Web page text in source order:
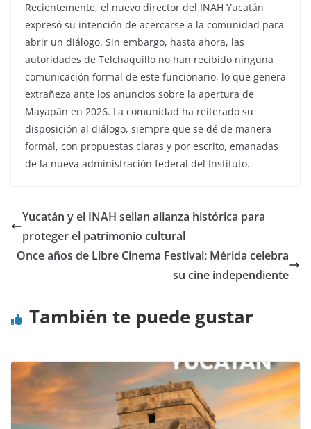
Recientemente, el nuevo director del INAH Yucatán
expresó su intención de acercarse a la comunidad para
abrir un diálogo. Sin embargo, hasta ahora, las
autoridades de Telchaquillo no han recibido ninguna
comunicación formal de este funcionario, lo que genera
extrañeza ante los anuncios sobre la apertura de
Mayapán en 2026. La comunidad ha reiterado su
disposición al diálogo, siempre que se dé de manera
formal, con propuestas claras y por escrito, emanadas
de la nueva administración federal del Instituto.
Yucatán y el INAH sellan alianza histórica para
proteger el patrimonio cultural
Once años de Libre Cinema Festival: Mérida celebra
su cine independiente
También te puede gustar